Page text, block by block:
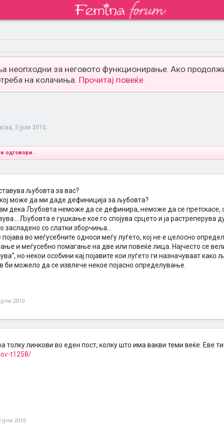
неопходни за неговото функционирање. Ако
на колачиња. Прочитај повеќе.
, 3 јули 2010.
одговори.
љубовта за вас?
може да ми даде дефиниција за љубовта?
дека Љубовта неможе да се дефинира, неможе да се претскасе,
е гушкање кое го спојува срцето и ја
засладено со слатки зборчиња...
во меѓусебните односи меѓу луѓето, кој не е целосно
и меѓусебно помагање на две или повеќе лица. Најчесто се
но некои особини кај појавите кои луѓето ги назначуваат
би можело да се извлече некое појасно определување.
2010
толку линкови во еден пост, колку што има вакви теми веќе. Еве
t1258/
јули 2010